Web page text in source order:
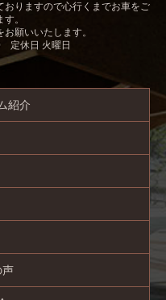
おりますので心行くまでお車をご
。
願いいたします。
定休日 火曜日
紹介
声